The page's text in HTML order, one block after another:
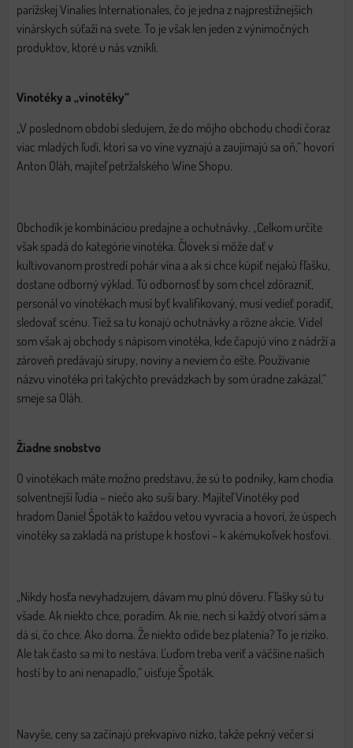
parížskej Vinalies Internationales, čo je jedna z najprestížnejších
vinárskych súťaží na svete. To je však len jeden z výnimočných
produktov, ktoré u nás vznikli.
Vinotéky a „vinotéky“
„V poslednom období sledujem, že do môjho obchodu chodí čoraz
viac mladých ľudí, ktorí sa vo víne vyznajú a zaujímajú sa oň,“ hovorí
Anton Oláh, majiteľ petržalského Wine Shopu.
Obchodík je kombináciou predajne a ochutnávky. „Celkom určite
však spadá do kategórie vinotéka. Človek si môže dať v
kultivovanom prostredí pohár vína a ak si chce kúpiť nejakú fľašku,
dostane odborný výklad. Tú odbornosť by som chcel zdôrazniť,
personál vo vinotékach musí byť kvalifikovaný, musí vedieť poradiť,
sledovať scénu. Tiež sa tu konajú ochutnávky a rôzne akcie. Videl
som však aj obchody s nápisom vinotéka, kde čapujú víno z nádrží a
zároveň predávajú sirupy, noviny a neviem čo ešte. Používanie
názvu vinotéka pri takýchto prevádzkach by som úradne zakázal,“
smeje sa Oláh.
Žiadne snobstvo
O vinotékach máte možno predstavu, že sú to podniky, kam chodia
solventnejší ľudia – niečo ako suši bary. Majiteľ Vinotéky pod
hradom Daniel Špoták to každou vetou vyvracia a hovorí, že úspech
vinotéky sa zakladá na prístupe k hosťovi – k akémukoľvek hosťovi.
„Nikdy hosťa nevyhadzujem, dávam mu plnú dôveru. Fľašky sú tu
všade. Ak niekto chce, poradím. Ak nie, nech si každý otvorí sám a
dá si, čo chce. Ako doma. Že niekto odíde bez platenia? To je riziko.
Ale tak často sa mi to nestáva. Ľuďom treba veriť a väčšine našich
hostí by to ani nenapadlo,“ uisťuje Špoták.
Navyše, ceny sa začínajú prekvapivo nízko, takže pekný večer si